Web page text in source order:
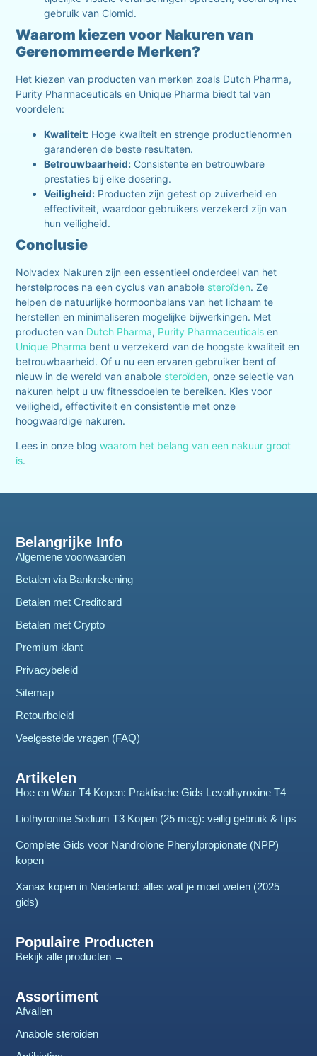
gebruik van Clomid.
Waarom kiezen voor Nakuren van
Gerenommeerde Merken?
Het kiezen van producten van merken zoals Dutch Pharma,
Purity Pharmaceuticals en Unique Pharma biedt tal van
voordelen:
Kwaliteit: Hoge kwaliteit en strenge productienormen
garanderen de beste resultaten.
Betrouwbaarheid: Consistente en betrouwbare
prestaties bij elke dosering.
Veiligheid: Producten zijn getest op zuiverheid en
effectiviteit, waardoor gebruikers verzekerd zijn van
hun veiligheid.
Conclusie
Nolvadex Nakuren zijn een essentieel onderdeel van het
herstelproces na een cyclus van anabole steroïden. Ze
helpen de natuurlijke hormoonbalans van het lichaam te
herstellen en minimaliseren mogelijke bijwerkingen. Met
producten van Dutch Pharma, Purity Pharmaceuticals en
Unique Pharma bent u verzekerd van de hoogste kwaliteit en
betrouwbaarheid. Of u nu een ervaren gebruiker bent of
nieuw in de wereld van anabole steroïden, onze selectie van
nakuren helpt u uw fitnessdoelen te bereiken. Kies voor
veiligheid, effectiviteit en consistentie met onze
hoogwaardige nakuren.
Lees in onze blogwaarom het belang van een nakuur groot
is.
Belangrijke Info
Algemene voorwaarden
Betalen via Bankrekening
Betalen met Creditcard
Betalen met Crypto
Premium klant
Privacybeleid
Sitemap
Retourbeleid
Veelgestelde vragen (FAQ)
Artikelen
Hoe en Waar T4 Kopen: Praktische Gids Levothyroxine T4
Liothyronine Sodium T3 Kopen (25 mcg): veilig gebruik & tips
Complete Gids voor Nandrolone Phenylpropionate (NPP)
kopen
Xanax kopen in Nederland: alles wat je moet weten (2025
gids)
Populaire Producten
Bekijk alle producten →
Assortiment
Afvallen
Anabole steroiden